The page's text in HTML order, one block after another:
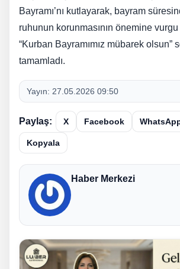
Bayramı’nı kutlayarak, bayram
ruhunun korunmasının önemine vurgu
“Kurban Bayramımız mübarek olsun”
tamamladı.
Yayın: 27.05.2026 09:50
Paylaş: X Facebook
Kopyala
Haber Merkezi